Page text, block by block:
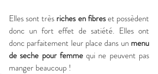
Elles sont très riches en fibres et possèdent
donc un fort effet de satiété. Elles ont
donc parfaitement leur place dans un menu
de seche pour femme qui ne peuvent pas
manger beaucoup !